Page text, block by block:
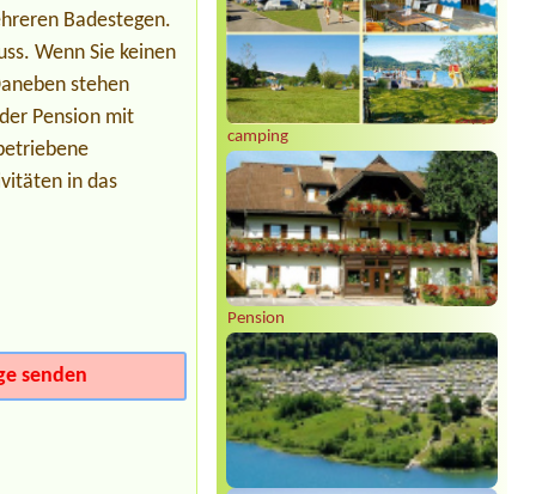
Termin ab 2026-08-12 |Camping
Viktoria
2 adults + 2 children (8 and 11 years
old)4
camping
Pension
Badestegen.
Wenn Sie keinen
stehen
Pension mit
in das
senden